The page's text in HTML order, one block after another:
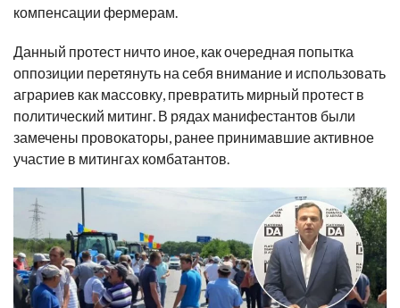
компенсации фермерам.
Данный протест ничто иное, как очередная попытка
оппозиции перетянуть на себя внимание и использовать
аграриев как массовку, превратить мирный протест в
политический митинг. В рядах манифестантов были
замечены провокаторы, ранее принимавшие активное
участие в митингах комбатантов.